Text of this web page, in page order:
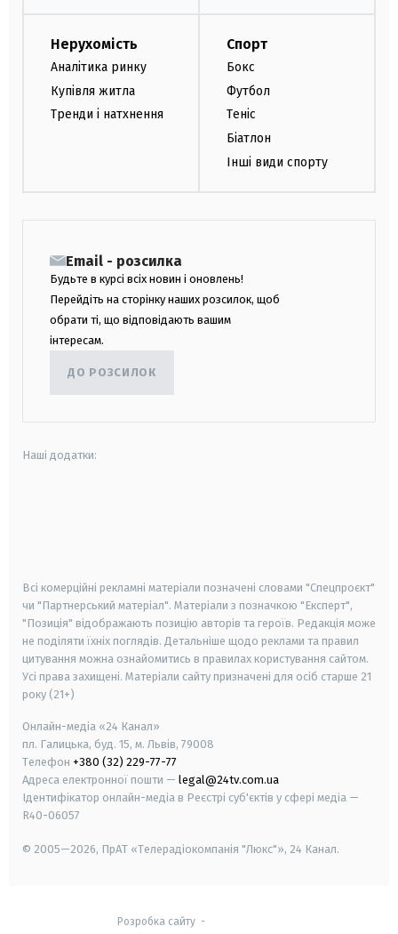
Нерухомість
Аналітика ринку
Купівля житла
Тренди і натхнення
Спорт
Бокс
Футбол
Теніс
Біатлон
Інші види спорту
Email - розсилка
Будьте в курсі всіх новин і оновлень!
Перейдіть на сторінку наших розсилок, щоб
обрати ті, що відповідають вашим
інтересам.
ДО РОЗСИЛОК
Наші додатки:
Всі комерційні рекламні матеріали позначені словами "Спецпроєкт"
чи "Партнерський матеріал". Матеріали з позначкою "Експерт",
"Позиція" відображають позицію авторів та героїв. Редакція може
не поділяти їхніх поглядів. Детальніше щодо реклами та правил
цитування можна ознайомитись в правилах користування сайтом.
Усі права захищені. Матеріали сайту призначені для осіб старше 21
року (21+)
Онлайн-медіа «24 Канал»
пл. Галицька, буд. 15, м. Львів, 79008
Телефон +380 (32) 229-77-77
Адреса електронної пошти — legal@24tv.com.ua
Ідентифікатор онлайн-медіа в Реєстрі суб'єктів у сфері медіа —
R40-06057
© 2005—2026, ПрАТ «Телерадіокомпанія "Люкс"», 24 Канал.
Розробка сайту-